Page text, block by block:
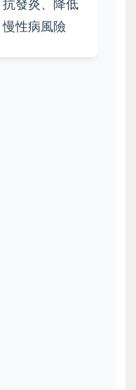
抗發炎、降低
慢性病風險